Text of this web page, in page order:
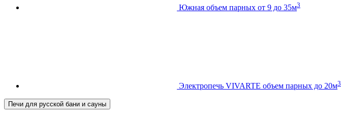
Южная объем парных от 9 до 35м3
Электропечь VIVARTE объем парных до 20м3
Печи для русской бани и сауны